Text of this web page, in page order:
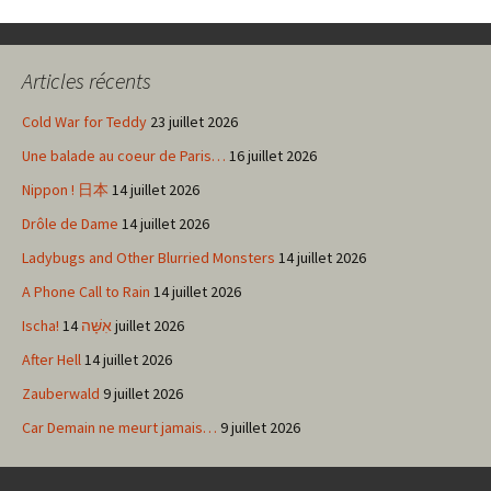
des
articles
Articles récents
Cold War for Teddy 23 juillet 2026
Une balade au coeur de Paris… 16 juillet 2026
Nippon ! 日本 14 juillet 2026
Drôle de Dame 14 juillet 2026
Ladybugs and Other Blurried Monsters 14 juillet 2026
A Phone Call to Rain 14 juillet 2026
Ischa! אִשָּׁה14 juillet 2026
After Hell14 juillet 2026
Zauberwald 9 juillet 2026
Car Demain ne meurt jamais… 9 juillet 2026